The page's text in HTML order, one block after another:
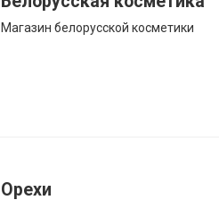
Магазин белорусской косметики
Орехи